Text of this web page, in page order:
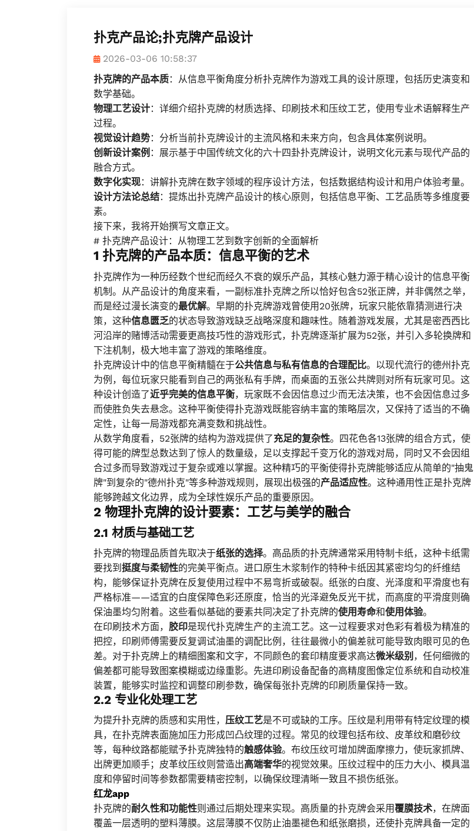
扑克产品论;扑克牌产品设计
2026-03-06 10:58:37
扑克牌的产品本质：从信息平衡角度分析扑克牌作为游戏工具的设计原理，包括历史演变和
数学基础。
物理工艺设计：详细介绍扑克牌的材质选择、印刷技术和压纹工艺，使用专业术语解释生产
过程。
视觉设计趋势：分析当前扑克牌设计的主流风格和未来方向，包含具体案例说明。
创新设计案例 ：展示基于中国传统文化的六十四卦扑克牌设计，说明文化元素与现代产品的
融合方式。
数字化实现：讲解扑克牌在数字领域的程序设计方法，包括数据结构设计和用户体验考量。
设计方法论总结：提炼出扑克牌产品设计的核心原则，包括信息平衡、工艺品质等多维度要
素。
接下来，我将开始撰写文章正文。
# 扑克牌产品设计：从物理工艺到数字创新的全面解析
1 扑克牌的产品本质：信息平衡的艺术
扑克牌作为一种历经数个世纪而经久不衰的娱乐产品，其核心魅力源于精心设计的信息平衡
机制。从产品设计的角度来看，一副标准扑克牌之所以恰好包含52张正牌，并非偶然之举，
而是经过漫长演变的最优解。早期的扑克牌游戏曾使用20张牌，玩家只能依靠猜测进行决
策，这种信息匮乏的状态导致游戏缺乏战略深度和趣味性。随着游戏发展，尤其是密西西比
河沿岸的赌博活动需要更高技巧性的游戏形式，扑克牌逐渐扩展为52张，并引入多轮换牌和
下注机制，极大地丰富了游戏的策略维度。
扑克牌设计中的信息平衡精髓在于公共信息与私有信息的合理配比。以现代流行的德州扑克
为例，每位玩家只能看到自己的两张私有手牌，而桌面的五张公共牌则对所有玩家可见。这
种设计创造了近乎完美的信息平衡，玩家既不会因信息过少而无法决策，也不会因信息过多
而使胜负失去悬念。这种平衡使得扑克游戏既能容纳丰富的策略层次，又保持了适当的不确
定性，让每一局游戏都充满变数和挑战性。
从数学角度看，52张牌的结构为游戏提供了充足的复杂性。四花色各13张牌的组合方式，使
得可能的牌型总数达到了惊人的数量级，足以支撑起千变万化的游戏对局，同时又不会因组
合过多而导致游戏过于复杂或难以掌握。这种精巧的平衡使得扑克牌能够适应从简单的"抽鬼
牌"到复杂的"德州扑克"等多种游戏规则，展现出极强的产品适应性。这种通用性正是扑克牌
能够跨越文化边界，成为全球性娱乐产品的重要原因。
2 物理扑克牌的设计要素：工艺与美学的融合
2.1 材质与基础工艺
扑克牌的物理品质首先取决于纸张的选择。高品质的扑克牌通常采用特制卡纸，这种卡纸需
要找到 挺度与柔韧性的完美平衡点。进口原生木浆制作的特种卡纸因其紧密均匀的纤维结
构，能够保证扑克牌在反复使用过程中不易弯折或破裂。纸张的白度、光泽度和平滑度也有
严格标准——适宜的白度保障色彩还原度，恰当的光泽避免反光干扰，而高度的平滑度则确
保油墨均匀附着。这些看似基础的要素共同决定了扑克牌的使用寿命和使用体验。
在印刷技术方面， 胶印是现代扑克牌生产的主流工艺。这一过程要求对色彩有着极为精准的
把控，印刷师傅需要反复调试油墨的调配比例，往往最微小的偏差就可能导致肉眼可见的色
差。对于扑克牌上的精细图案和文字，不同颜色的套印精度要求高达微米级别 ，任何细微的
偏差都可能导致图案模糊或边缘重影。先进印刷设备配备的高精度图像定位系统和自动校准
装置，能够实时监控和调整印刷参数，确保每张扑克牌的印刷质量保持一致。
2.2 专业化处理工艺
为提升扑克牌的质感和实用性， 压纹工艺是不可或缺的工序。压纹是利用带有特定纹理的模
具，在扑克牌表面施加压力形成凹凸纹理的过程。常见的纹理包括布纹、皮革纹和磨砂纹
等，每种纹路都能赋予扑克牌独特的触感体验。布纹压纹可增加牌面摩擦力，使玩家抓牌、
出牌更加顺手；皮革纹压纹则营造出高端奢华的视觉效果。压纹过程中的压力大小、模具温
度和停留时间等参数都需要精密控制，以确保纹理清晰一致且不损伤纸张。
红龙app
扑克牌的耐久性和功能性则通过后期处理来实现。高质量的扑克牌会采用覆膜技术，在牌面
覆盖一层透明的塑料薄膜。这层薄膜不仅防止油墨褪色和纸张磨损，还使扑克牌具备一定的